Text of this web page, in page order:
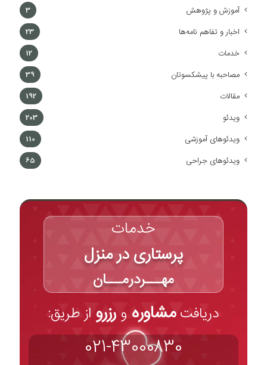
آموزش و پژوهش 3
اخبار و تفاهم نامه‌ها 23
خدمات 12
مصاحبه با پیشکسوتان 39
مقالات 192
ویدئو 203
ویدئوهای آموزشی 110
ویدئوهای جراحی 65
خدمات
پرستاری در منزل
مهـــردرمـــان
دریافتمشاوره و رزرو از طریق:
021-43000830